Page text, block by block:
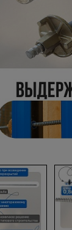
и стремянки
аппараты
пушки